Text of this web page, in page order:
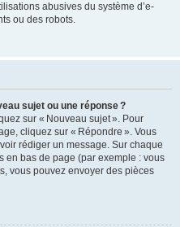
abusives du système d’e-
ou des robots.
sujet ou une réponse ?
sur « Nouveau sujet ». Pour
cliquez sur « Répondre ». Vous
rédiger un message. Sur chaque
en bas de page (par exemple : vous
vous pouvez envoyer des pièces